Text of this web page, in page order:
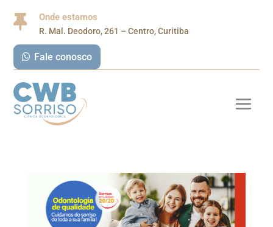
 Onde estamos
R. Mal. Deodoro, 261 – Centro, Curitiba
Fale conosco